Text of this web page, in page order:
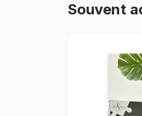
Souvent